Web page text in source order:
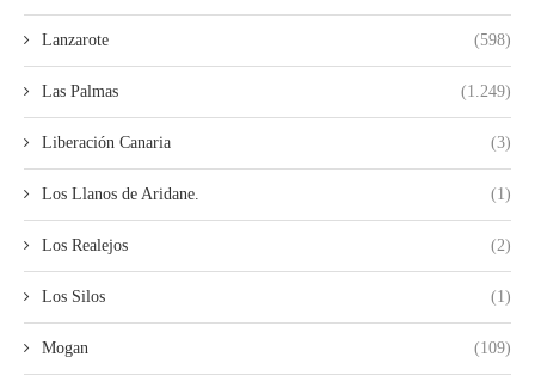
Lanzarote (598)
Las Palmas (1.249)
Liberación Canaria (3)
Los Llanos de Aridane. (1)
Los Realejos (2)
Los Silos (1)
Mogan (109)